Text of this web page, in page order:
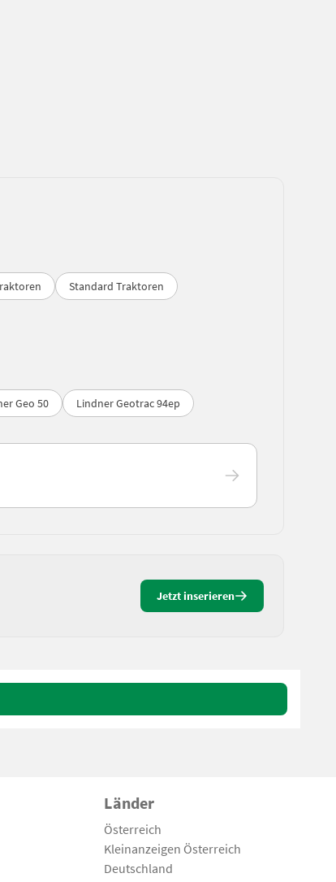
Standard Traktoren
Geo 50 Lindner Geotrac 94ep
Jetzt inserieren
Länder
Österreich
Kleinanzeigen Österreich
Deutschland